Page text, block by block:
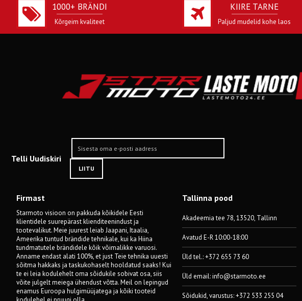
1000+ BRÄNDI
Kõrgeim kvaliteet
KIIRE TARNE
Paljud mudelid kohe laos
Telli Uudiskiri
LIITU
Firmast
Starmoto visioon on pakkuda kõikidele Eesti
klientidele suurepärast klienditeenindust ja
tootevalikut. Meie juurest leiab Jaapani, Itaalia,
Ameerika tuntud brändide tehnikale, kui ka Hiina
tundmatutele brändidele kõik võimalikke varuosi.
Anname endast alati 100%, et just Teie tehnika uuesti
sõitma hakkaks ja taskukohaselt hooldatud saaks! Kui
te ei leia kodulehelt oma sõidukile sobivat osa, siis
võite julgelt meiega ühendust võtta. Meil on lepingud
enamus Euroopa hulgimüüjatega ja kõiki tooteid
Tallinna pood
Akadeemia tee 78, 13520, Tallinn
Avatud E-R 10:00-18:00
Üld tel.: +372 655 73 60
Üld email:info@starmoto.ee
Sõidukid, varustus: +372 533 255 04